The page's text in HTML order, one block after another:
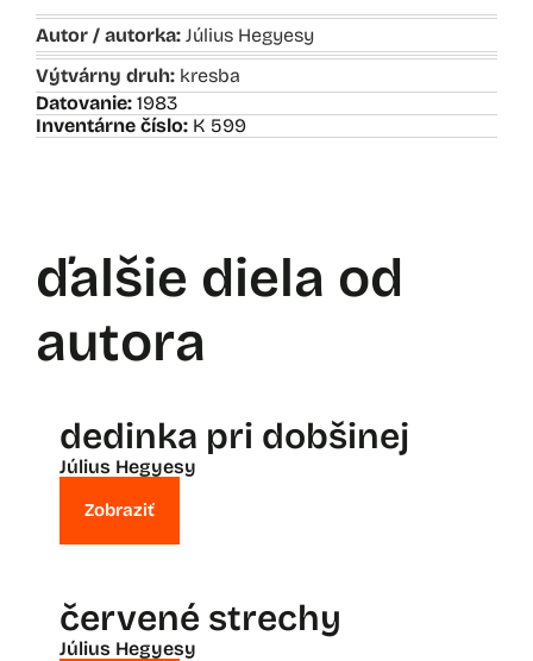
Autor / autorka: Július Hegyesy
Výtvárny druh: kresba
Datovanie: 1983
Inventárne číslo: K 599
ďalšie diela od
autora
dedinka pri dobšinej
Július Hegyesy
Zobraziť
červené strechy
Július Hegyesy